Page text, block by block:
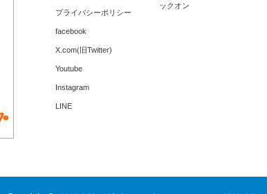
方。
で28cのタイヤに交換するときの注意…
プライバシーポリシー
facebook
X.com(旧Twitter)
Youtube
Instagram
LINE
ックオン